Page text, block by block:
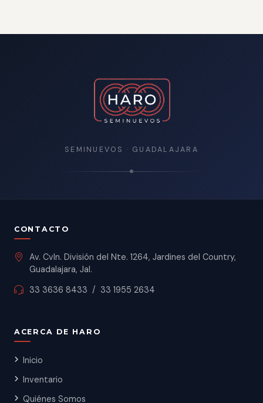
SEMINUEVOS · GUADALAJARA
CONTACTO
Av. Cvln. División del Nte. 1264, Jardines del Country,
Guadalajara, Jal.
33 3636 8433 / 33 1955 2634
ACERCA DE HARO
Inicio
Inventario
Quiénes Somos